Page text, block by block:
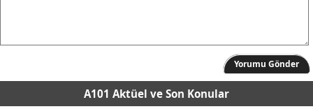
Yorumu Gönder
A101 Aktüel ve Son Konular